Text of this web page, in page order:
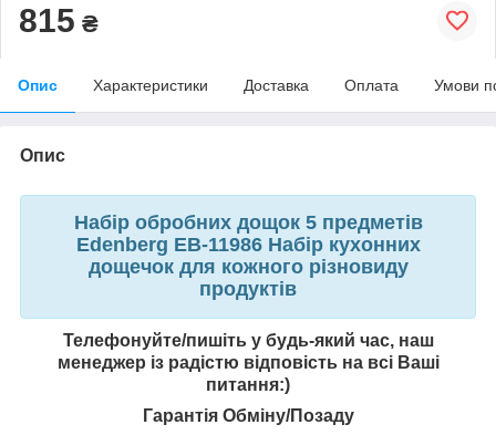
815 ₴
Опис Характеристики Доставка Оплата Умови
Опис
Набір обробних дощок 5 предметів
Edenberg EB-11986 Набір кухонних
дощечок для кожного різновиду
продуктів
Телефонуйте/пишіть у будь-який час, наш
менеджер із радістю відповість на всі Ваші
питання:)
Гарантія Обміну/Позаду